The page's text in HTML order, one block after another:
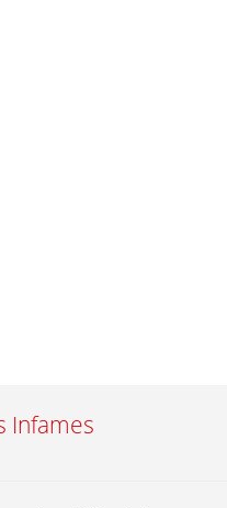
Infames